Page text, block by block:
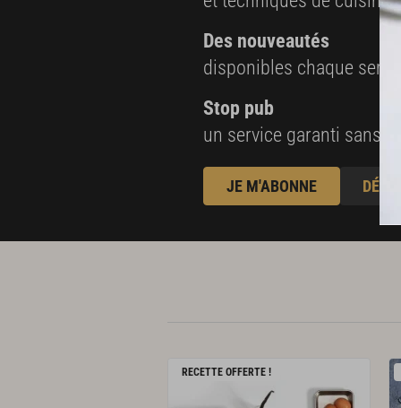
Des nouveautés
disponibles chaque
Stop pub
un service garanti sans
JE M'ABONNE DÉJÀ
RECETTE OFFERTE !